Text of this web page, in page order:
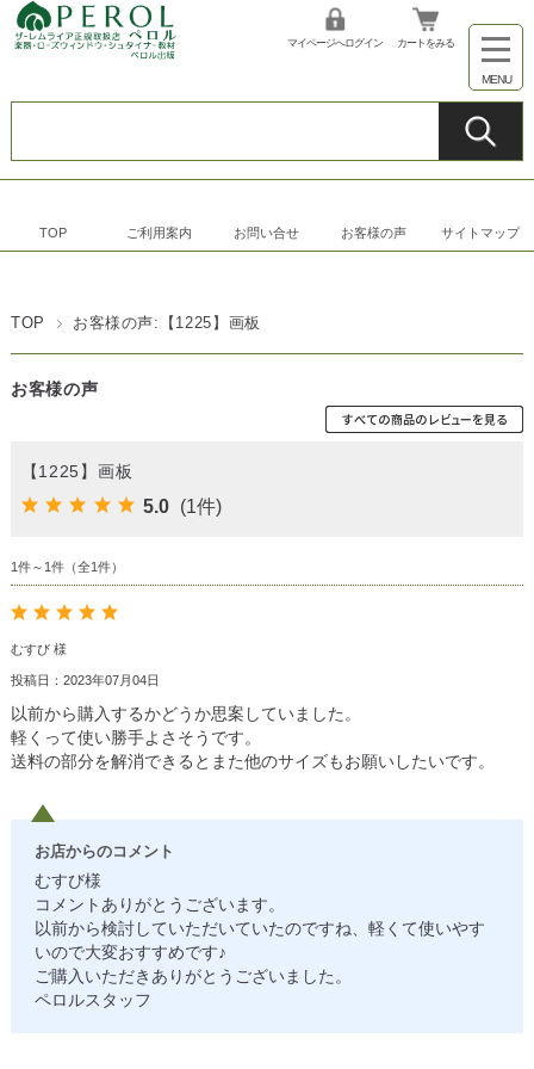
マイページへログイン カートをみる
TOP ご利用案内 お問い合せ お客様の声 サイトマップ
TOP お客様の声:【1225】画板
お客様の声
【1225】画板
5.0 (1件)
1件～1件（全1件）
むすび 様
投稿日：2023年07月04日
以前から購入するかどうか思案していました。
軽くって使い勝手よさそうです。
送料の部分を解消できるとまた他のサイズもお願いしたいです。
お店からのコメント
むすび様
コメントありがとうございます。
以前から検討していただいていたのですね、軽くて使いやす
いので大変おすすめです♪
ご購入いただきありがとうございました。
ペロルスタッフ